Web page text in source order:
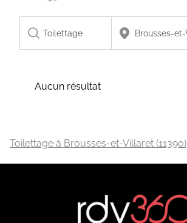
Aucun résultat
Toilettage à Brousses-et-Villaret (11390)